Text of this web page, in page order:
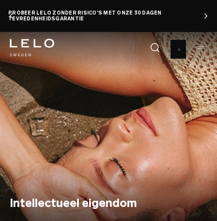
naar
inhoud
gaan
PROBEER LELO ZONDER RISICO'S MET ONZE 30 DAGEN
TEVREDENHEIDSGARANTIE
Intellectueel eigendom